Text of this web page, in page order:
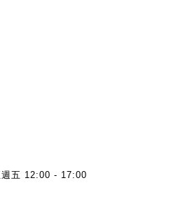
週五 12:00 - 17:00